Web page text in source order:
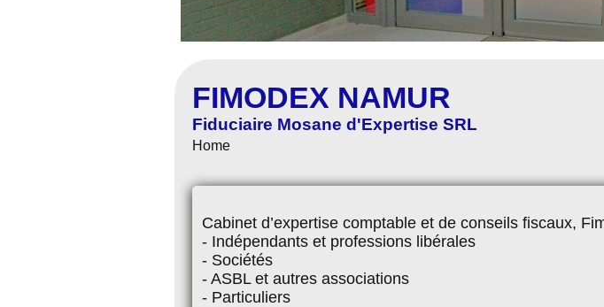
FIMODEX NAMUR
Fiduciaire Mosane d'Expertise SRL
Home
Cabinet d’expertise comptable et de conseils fiscaux,
- Indépendants et professions libérales
- Sociétés
- ASBL et autres associations
- Particuliers